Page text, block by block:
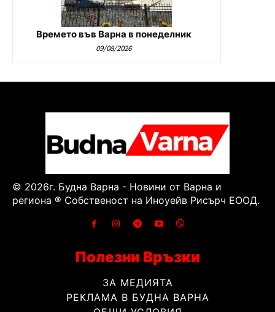
Времето във Варна в понеделник
09/08/2026
© 2026г. Будна Варна - Новини от Варна и
региона ® Собственост на Иноуейв Рисърч ЕООД.
Полезни Връзки
ЗА МЕДИЯТА
РЕКЛАМА В БУДНА ВАРНА